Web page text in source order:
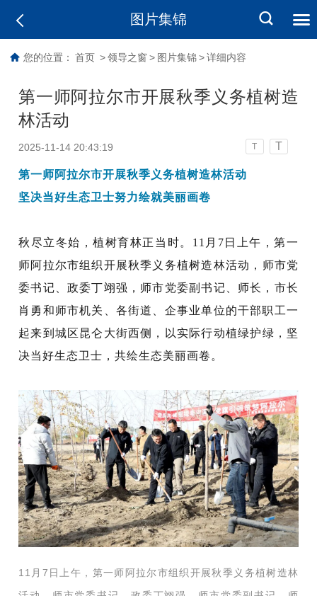
图片集锦
您的位置： 首页 > 领导之窗 > 图片集锦 > 详细内容
第一师阿拉尔市开展秋季义务植树造
林活动
2025-11-14 20:43:19 T T
第一师阿拉尔市开展秋季 义务植树造林活动
坚决当好生态卫士努力绘就美丽画卷
秋尽立冬始，植树育林正当时。 11月7日上午，第一
师阿拉尔市组织开展秋季义务植树造林活动， 师市党
委书记、政委丁翊强，师市党委副书记、师长，市长
肖勇和师市机关、各街道、企事业单位的干部职工一
起来到城区昆仑大街西侧，
以实际行动植绿护绿 ， 坚
决当好生态卫士，共绘生态美丽画卷。
11月7日上午，第一师阿拉尔市组织开展秋季义务植树造林